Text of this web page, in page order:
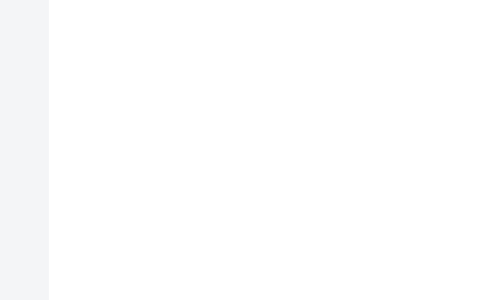
日本人マスターズ挑戦の歴史。松山以前に最